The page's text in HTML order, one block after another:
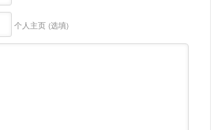
个人主页 (选填)